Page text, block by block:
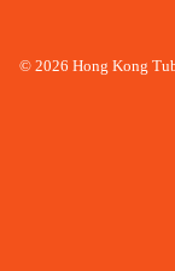
© 2026 Hong Kong